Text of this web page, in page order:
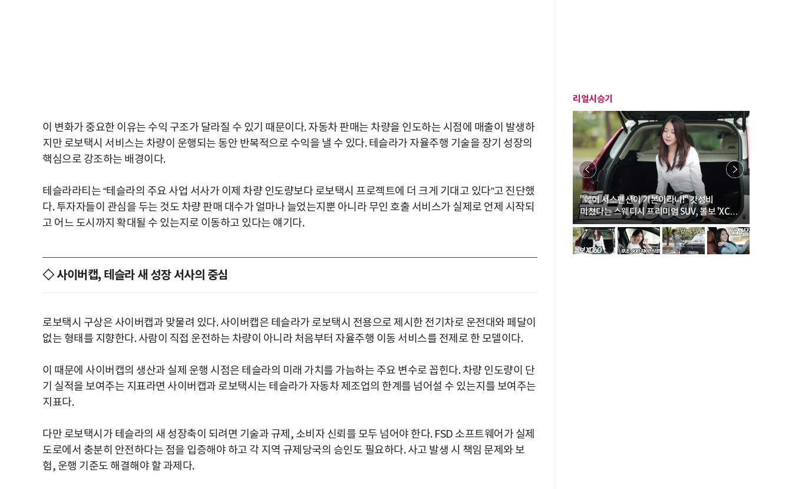
이 변화가 중요한 이유는 수익 구조가 달라질 수 있기 때문이다. 자동차 판매는 차량을 인도하는 시점에 매출이 발생하
지만 로보택시 서비스는 차량이 운행되는 동안 반복적으로 수익을 낼 수 있다. 테슬라가 자율주행 기술을 장기 성장의
핵심으로 강조하는 배경이다.
테슬라라티는 “테슬라의 주요 사업 서사가 이제 차량 인도량보다 로보택시 프로젝트에 더 크게 기대고 있다”고 진단했
다. 투자자들이 관심을 두는 것도 차량 판매 대수가 얼마나 늘었는지뿐 아니라 무인 호출 서비스가 실제로 언제 시작되
고 어느 도시까지 확대될 수 있는지로 이동하고 있다는 얘기다.
◇ 사이버캡, 테슬라 새 성장 서사의 중심
로보택시 구상은 사이버캡과 맞물려 있다. 사이버캡은 테슬라가 로보택시 전용으로 제시한 전기차로 운전대와 페달이
없는 형태를 지향한다. 사람이 직접 운전하는 차량이 아니라 처음부터 자율주행 이동 서비스를 전제로 한 모델이다.
이 때문에 사이버캡의 생산과 실제 운행 시점은 테슬라의 미래 가치를 가늠하는 주요 변수로 꼽힌다. 차량 인도량이 단
기 실적을 보여주는 지표라면 사이버캡과 로보택시는 테슬라가 자동차 제조업의 한계를 넘어설 수 있는지를 보여주는
지표다.
다만 로보택시가 테슬라의 새 성장축이 되려면 기술과 규제, 소비자 신뢰를 모두 넘어야 한다. FSD 소프트웨어가 실제
도로에서 충분히 안전하다는 점을 입증해야 하고 각 지역 규제당국의 승인도 필요하다. 사고 발생 시 책임 문제와 보
험, 운행 기준도 해결해야 할 과제다.
리얼시승기
박지수 아나운서가 타본 ‘전설의 무쏘’… “여성·
초보자도 반할 반전 매력”
"에어 서스펜션이 기본이라니!" 갓성비
미쳤다는 스웨디시 프리미엄 SUV, 볼보 'XC60
B5 울트라'